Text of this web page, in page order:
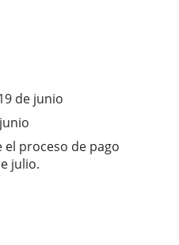
de junio
el proceso de pago
julio.